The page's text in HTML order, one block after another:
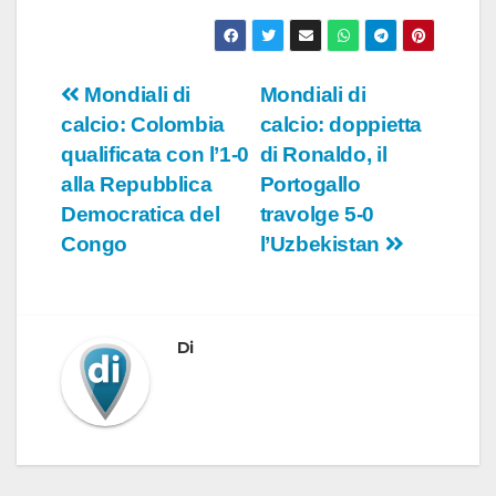
Navigazione
articoli
Mondiali di
calcio: doppietta
di Ronaldo, il
Portogallo
travolge 5-0
l’Uzbekistan
Mondiali di
calcio: Colombia
qualificata con l’1-0
alla Repubblica
Democratica del
Congo
Di